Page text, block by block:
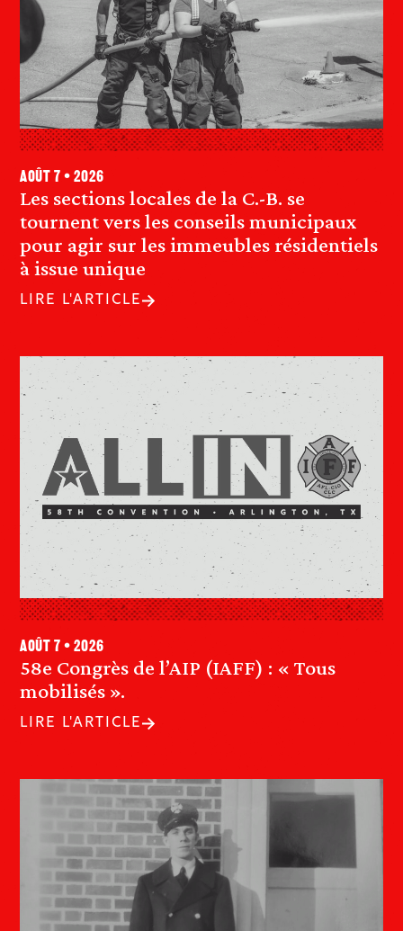
Les sections locales de la C.-B. se
tournent vers les conseils municipaux
pour agir sur les immeubles résidentiels
à issue unique
août 7 • 2026
LIRE L'ARTICLE
58e Congrès de l’AIP (IAFF) : « Tous
mobilisés ».
août 7 • 2026
LIRE L'ARTICLE